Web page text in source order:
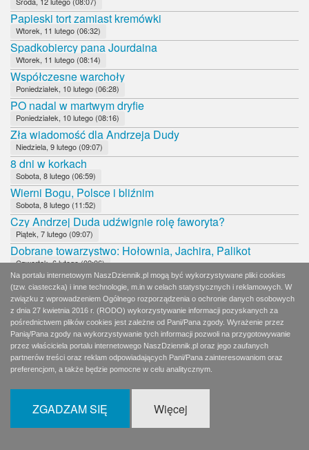
Papieski tort zamiast kremówki
Wtorek, 11 lutego (06:32)
Spadkobiercy pana Jourdaina
Wtorek, 11 lutego (08:14)
Współczesne warchoły
Poniedziałek, 10 lutego (06:28)
PO nadal w martwym dryfie
Poniedziałek, 10 lutego (08:16)
Zła wiadomość dla Andrzeja Dudy
Niedziela, 9 lutego (09:07)
8 dni w korkach
Sobota, 8 lutego (06:59)
Wierni Bogu, Polsce i bliźnim
Sobota, 8 lutego (11:52)
Czy Andrzej Duda udźwignie rolę faworyta?
Piątek, 7 lutego (09:07)
Dobrane towarzystwo: Hołownia, Jachira, Palikot
Czwartek, 6 lutego (02:06)
Pidżama, rogi i marihuana
Czwartek, 6 lutego (08:12)
Hołownia w utartych koleinach
Środa, 5 lutego (08:12)
Brawo!
Wtorek, 4 lutego (09:31)
Paradoks Kidawy-Błońskiej
Poniedziałek, 3 lutego (08:02)
Program nie jest ważny
Na portalu internetowym NaszDziennik.pl mogą być wykorzystywane pliki cookies
(tzw. ciasteczka) i inne technologie, m.in w celach statystycznych i reklamowych. W
związku z wprowadzeniem Ogólnego rozporządzenia o ochronie danych osobowych
z dnia 27 kwietnia 2016 r. (RODO) wykorzystywanie informacji pozyskanych za
pośrednictwem plików cookies jest zależne od Pani/Pana zgody. Wyrażenie przez
Panią/Pana zgody na wykorzystywanie tych informacji pozwoli na przygotowywanie
przez właściciela portalu internetowego NaszDziennik.pl oraz jego zaufanych
partnerów treści oraz reklam odpowiadających Pani/Pana zainteresowaniom oraz
preferencjom, a także będzie pomocne w celu analitycznym.
ZGADZAM SIĘ Więcej